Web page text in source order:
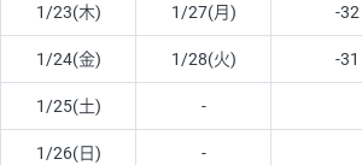
1/23(木) 1/27(月) -32
1/24(金) 1/28(火) -31
1/25(土) -
1/26(日) -